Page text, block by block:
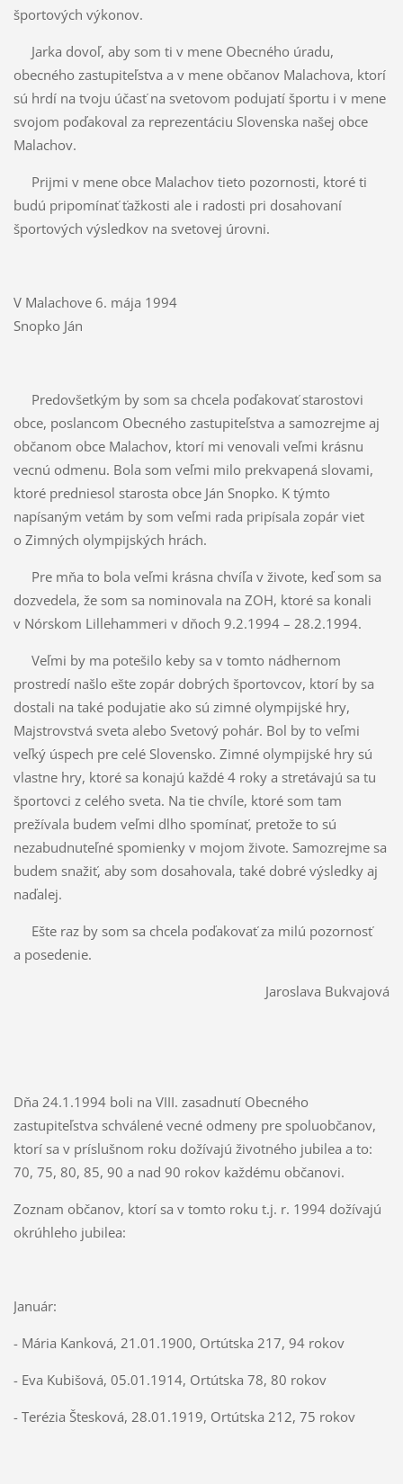
športových výkonov.
Jarka dovoľ, aby som ti v mene Obecného úradu,
obecného zastupiteľstva a v mene občanov Malachova, ktorí
sú hrdí na tvoju účasť na svetovom podujatí športu i v mene
svojom poďakoval za reprezentáciu Slovenska našej obce
Malachov.
Prijmi v mene obce Malachov tieto pozornosti, ktoré ti
budú pripomínať ťažkosti ale i radosti pri dosahovaní
športových výsledkov na svetovej úrovni.
V Malachove 6. mája 1994
Snopko Ján
Predovšetkým by som sa chcela poďakovať starostovi
obce, poslancom Obecného zastupiteľstva a samozrejme aj
občanom obce Malachov, ktorí mi venovali veľmi krásnu
vecnú odmenu. Bola som veľmi milo prekvapená slovami,
ktoré predniesol starosta obce Ján Snopko. K týmto
napísaným vetám by som veľmi rada pripísala zopár viet
o Zimných olympijských hrách.
Pre mňa to bola veľmi krásna chvíľa v živote, keď som sa
dozvedela, že som sa nominovala na ZOH, ktoré sa konali
v Nórskom Lillehammeri v dňoch 9.2.1994 – 28.2.1994.
Veľmi by ma potešilo keby sa v tomto nádhernom
prostredí našlo ešte zopár dobrých športovcov, ktorí by sa
dostali na také podujatie ako sú zimné olympijské hry,
Majstrovstvá sveta alebo Svetový pohár. Bol by to veľmi
veľký úspech pre celé Slovensko. Zimné olympijské hry sú
vlastne hry, ktoré sa konajú každé 4 roky a stretávajú sa tu
športovci z celého sveta. Na tie chvíle, ktoré som tam
prežívala budem veľmi dlho spomínať, pretože to sú
nezabudnuteľné spomienky v mojom živote. Samozrejme sa
budem snažiť, aby som dosahovala, také dobré výsledky aj
naďalej.
Ešte raz by som sa chcela poďakovať za milú pozornosť
a posedenie.
Jaroslava Bukvajová
Dňa 24.1.1994 boli na VIII. zasadnutí Obecného
zastupiteľstva schválené vecné odmeny pre spoluobčanov,
ktorí sa v príslušnom roku dožívajú životného jubilea a to:
70, 75, 80, 85, 90 a nad 90 rokov každému občanovi.
Zoznam občanov, ktorí sa v tomto roku t.j. r. 1994 dožívajú
okrúhleho jubilea:
Január:
- Mária Kanková, 21.01.1900, Ortútska 217, 94 rokov
- Eva Kubišová, 05.01.1914, Ortútska 78, 80 rokov
- Terézia Štesková, 28.01.1919, Ortútska 212, 75 rokov